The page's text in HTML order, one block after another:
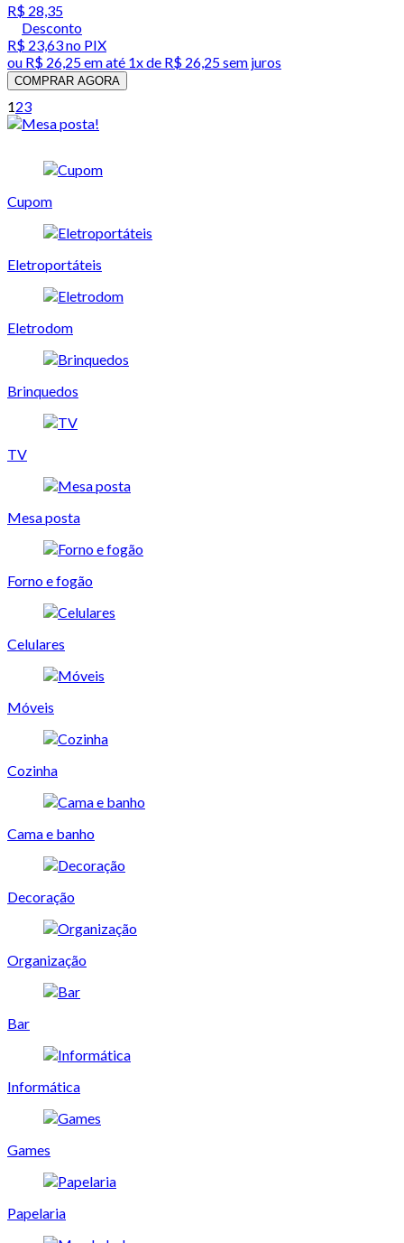
R$ 28,35
Desconto
R$ 23,63no PIX
ou R$ 26,25em até 1x de R$ 26,25sem juros
COMPRAR AGORA
123
Cupom
Eletroportáteis
Eletrodom
Brinquedos
TV
Mesa posta
Forno e fogão
Celulares
Móveis
Cozinha
Cama e banho
Decoração
Organização
Bar
Informática
Games
Papelaria